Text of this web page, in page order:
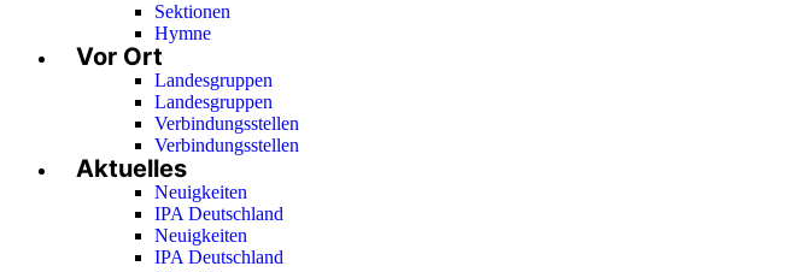
Sektionen
Hymne
Vor Ort
Landesgruppen
Landesgruppen
Verbindungsstellen
Verbindungsstellen
Aktuelles
Neuigkeiten
IPA Deutschland
Neuigkeiten
IPA Deutschland